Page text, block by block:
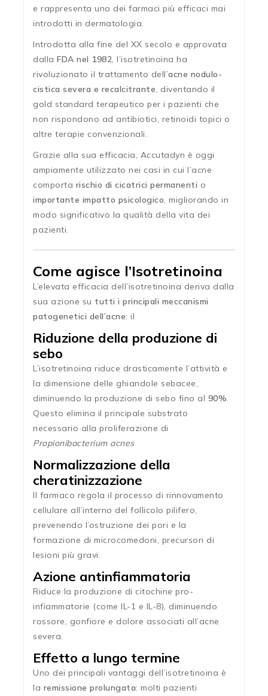
e rappresenta uno dei farmaci più efficaci mai
introdotti in dermatologia.
Introdotta alla fine del XX secolo e approvata
dalla FDA nel 1982, l’isotretinoina ha
rivoluzionato il trattamento dell’acne nodulo-
cistica severa e recalcitrante, diventando il
gold standard terapeutico per i pazienti che
non rispondono ad antibiotici, retinoidi topici o
altre terapie convenzionali.
Grazie alla sua efficacia, Accutadyn è oggi
ampiamente utilizzato nei casi in cui l’acne
comporta rischio di cicatrici permanenti o
importante impatto psicologico, migliorando in
modo significativo la qualità della vita dei
pazienti.
Come agisce l’Isotretinoina
L’elevata efficacia dell’isotretinoina deriva dalla
sua azione su tutti i principali meccanismi
patogenetici dell’acne: il
Riduzione della produzione di
sebo
L’isotretinoina riduce drasticamente l’attività e
la dimensione delle ghiandole sebacee,
diminuendo la produzione di sebo fino al 90%.
Questo elimina il principale substrato
necessario alla proliferazione di
Propionibacterium acnes
Normalizzazione della
cheratinizzazione
Il farmaco regola il processo di rinnovamento
cellulare all’interno del follicolo pilifero,
prevenendo l’ostruzione dei pori e la
formazione di microcomedoni, precursori di
lesioni più gravi.
Azione antinfiammatoria
Riduce la produzione di citochine pro-
infiammatorie (come IL-1 e IL-8), diminuendo
rossore, gonfiore e dolore associati all’acne
severa.
Effetto a lungo termine
Uno dei principali vantaggi dell’isotretinoina è
la remissione prolungata: molti pazienti